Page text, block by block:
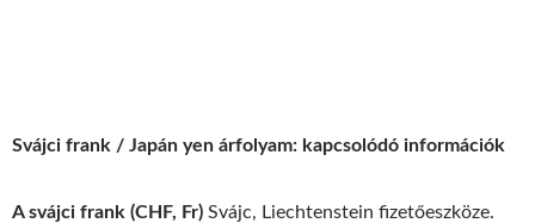
Svájci frank / Japán yen árfolyam: kapcsolódó információk
A svájci frank (CHF, Fr) Svájc, Liechtenstein fizetőeszköze.